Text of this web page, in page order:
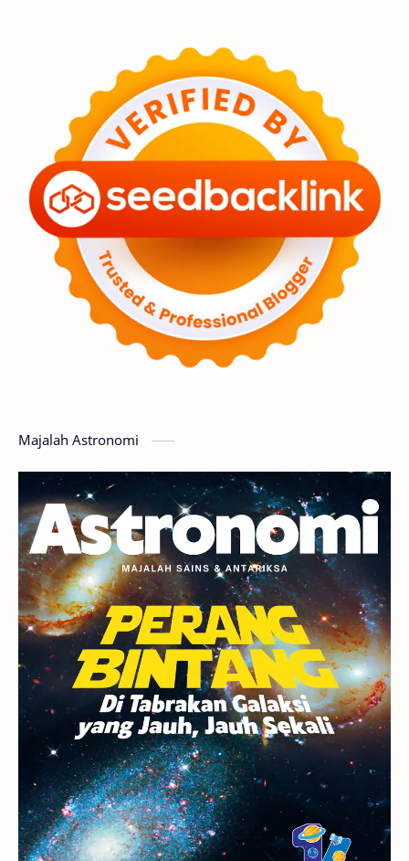
Tata Surya Hype
Asteroid Observasi
Premium Komet Bulan
Penelitian Serba-serbi Satelit
Luar Angkasa Video Aurora
Supernova Nebula Sponsored
Featured Mars
GMT 2016
Planet Kerdil Bumi Pengetahuan
Berita Hujan Meteor Satelit Alami
Rasi Bintang Teleskop Saturnus
GBT 2018 UFO Advertorial
Astrofotografi
Stasiun Luar Angkasa Internasional
Gugus Bintang Menarik Dibaca
Venus Pluto Galaksi Kerdil
Gambar Harian Titan
Majalah Astronomi